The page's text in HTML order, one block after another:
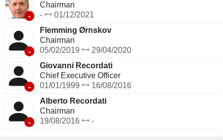
-
Chairman
-
01/12/2021
-
Flemming Ørnskov
Chairman
05/02/2019
29/04/2020
-
Giovanni Recordati
Chief Executive Officer
01/01/1999
16/08/2016
-
Alberto Recordati
Chairman
19/08/2016
-